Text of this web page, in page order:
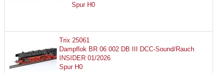
Spur H0
Trix 25061
Dampflok BR 06 002 DB III DCC-Sound/Rauch
INSIDER 01/2026
Spur H0